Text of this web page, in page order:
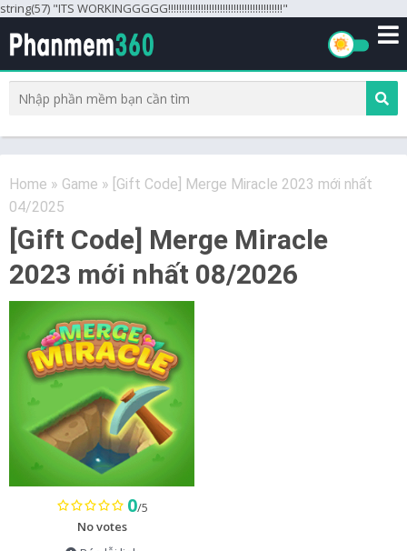
string(57) "ITS WORKINGGGGG!!!!!!!!!!!!!!!!!!!!!!!!!!!!!!!!!!!!!!!!!!"
Home » Game » [Gift Code] Merge Miracle 2023 mới nhất
04/2025
[Gift Code] Merge Miracle
2023 mới nhất 08/2026
0/5
No votes